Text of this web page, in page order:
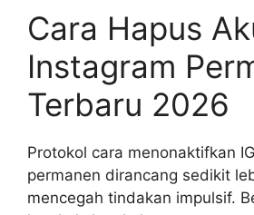
Cara Hapus
Instagram
Terbaru 2026
Protokol cara menonaktifkan
permanen dirancang sedikit
mencegah tindakan impulsif.